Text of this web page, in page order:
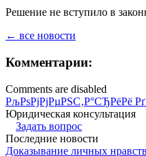
Решение не вступило в
← все новости
Комментарии:
Comments are disabled
РљРѕРјРјРµРЅС‚Р°СЂРёРё
Юридическая консультация
Задать вопрос
Последние новости
Доказывание личных